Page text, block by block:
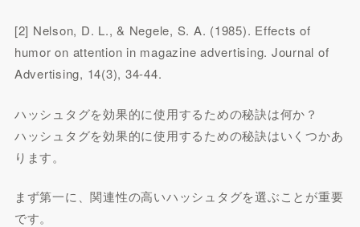
[2] Nelson, D. L., & Negele, S. A. (1985). Effects of
humor on attention in magazine advertising. Journal of
Advertising, 14(3), 34-44.
ハッシュタグを効果的に使用するための秘訣は何か？
ハッシュタグを効果的に使用するための秘訣はいくつかあ
ります。
まず第一に、関連性の高いハッシュタグを選ぶことが重要
です。